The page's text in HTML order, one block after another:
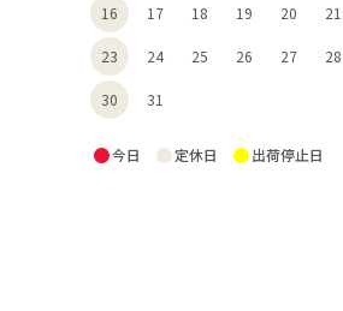
16 17 18 19 20 21
23 24 25 26 27 28
30 31
●今日 ●定休日 ●出荷停止日